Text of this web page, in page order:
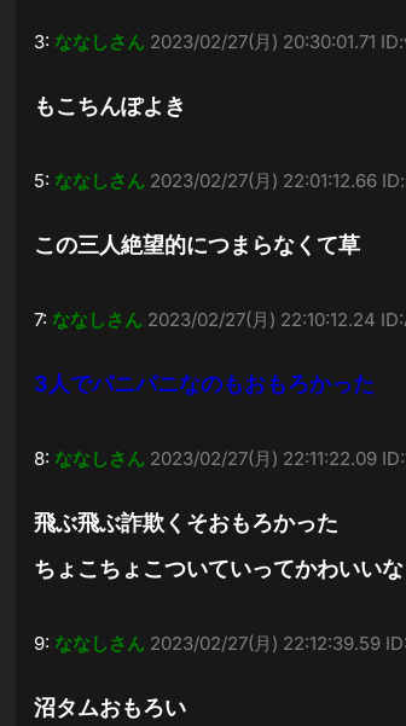
3: ななしさん 2023/02/27(月) 20:30:01.71
もこちんぽよき
5: ななしさん 2023/02/27(月) 22:01:12.66
この三人絶望的につまらなくて草
7: ななしさん 2023/02/27(月) 22:10:12.24
3人でパニパニなのもおもろかった
8: ななしさん 2023/02/27(月) 22:11:22.09
飛ぶ飛ぶ詐欺くそおもろかった
ちょこちょこついていってかわいいな
9: ななしさん 2023/02/27(月) 22:12:39.59
沼タムおもろい